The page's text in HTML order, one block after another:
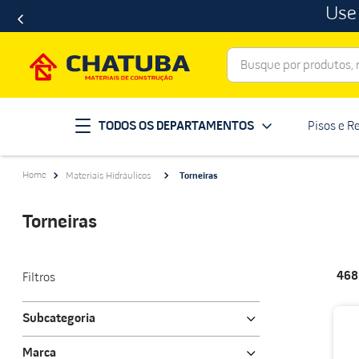
Busque por produtos,
TODOS OS DEPARTAMENTOS Pisos e
Materiais Hidráulicos Torneiras
Torneiras
Filtros
Subcategoria
Marca
468
1 º porcelanato
2º telha
vaso sanitário
telhas